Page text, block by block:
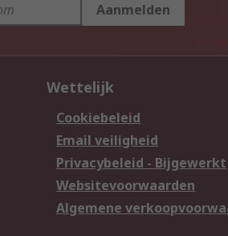
Aanmelden
Wettelijk
Cookiebeleid
Email veiligheid
Privacybeleid - Bijgewerkt
Websitevoorwaarden
Algemene